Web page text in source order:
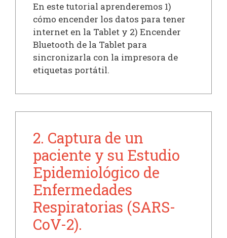
En este tutorial aprenderemos 1)
cómo encender los datos para tener
internet en la Tablet y 2) Encender
Bluetooth de la Tablet para
sincronizarla con la impresora de
etiquetas portátil.
2. Captura de un
paciente y su Estudio
Epidemiológico de
Enfermedades
Respiratorias (SARS-
CoV-2).